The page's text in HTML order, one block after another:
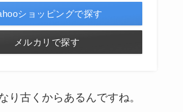
ショッピングで探す
メルカリで探す
り古くからあるんですね。